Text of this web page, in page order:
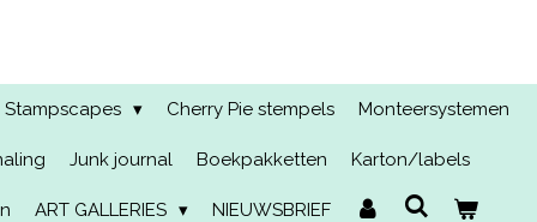
Stampscapes Cherry Pie stempels Monteersystemen
Junk journal Boekpakketten Karton/labels
ART GALLERIES NIEUWSBRIEF